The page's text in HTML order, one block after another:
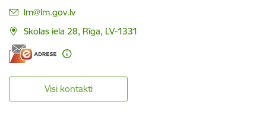
E-pasts:
lm@lm.gov.lv
Skolas iela 28, Rīga, LV-1331
Visi kontakti